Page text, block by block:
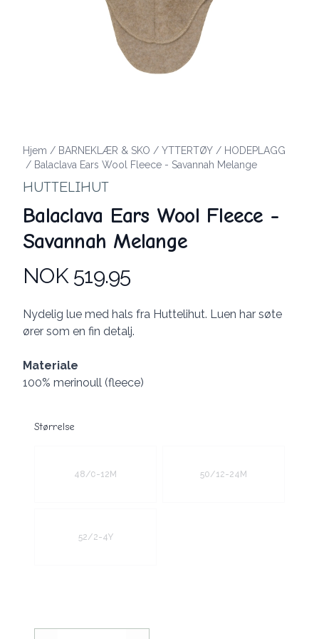
Hjem / BARNEKLÆR & SKO / YTTERTØY / HODEPLAGG
/ Balaclava Ears Wool Fleece - Savannah Melange
HUTTELIHUT
Balaclava Ears Wool Fleece -
Savannah Melange
Produktdetaljer
NOK 519.95
Description
Nydelig lue med hals fra Huttelihut. Luen har søte
ører som en fin detalj.
Materiale
100% merinoull (fleece)
Størrelse
48/0-12M 50/12-24M
52/2-4Y